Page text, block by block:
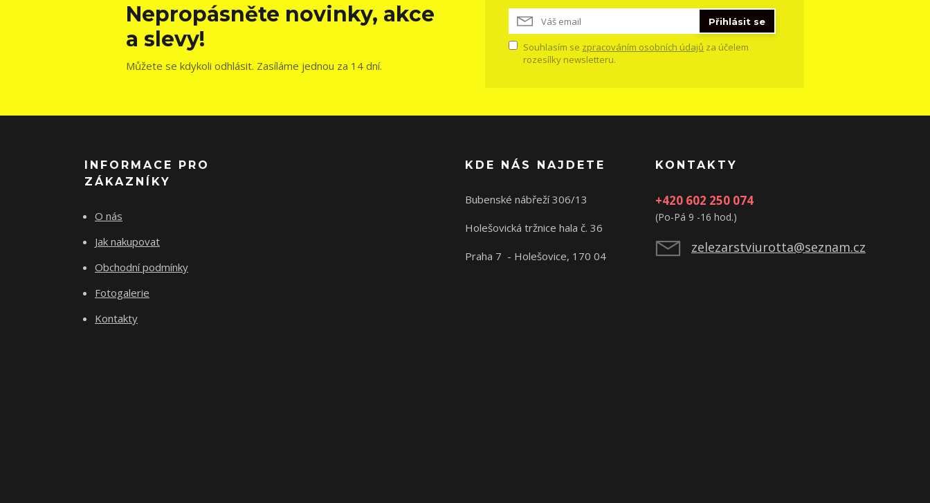
Nepropásněte novinky, akce
a slevy!
Můžete se kdykoli odhlásit. Zasíláme jednou za 14 dní.
Přihlásit se
Souhlasím se zpracováním osobních údajů za účelem
rozesílky newsletteru.
INFORMACE PRO
ZÁKAZNÍKY
O nás
Jak nakupovat
Obchodní podmínky
Fotogalerie
Kontakty
KDE NÁS NAJDETE
Bubenské nábřeží 306/13
Holešovická tržnice hala č. 36
Praha 7 - Holešovice, 170 04
KONTAKTY
+420 602 250 074
(Po-Pá 9 -16 hod.)
zelezarstviurotta@seznam.cz